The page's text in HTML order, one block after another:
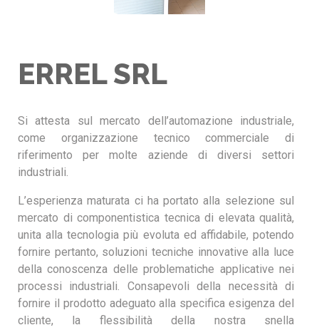
ERREL SRL
Si attesta sul mercato dell’automazione industriale,
come organizzazione tecnico commerciale di
riferimento per molte aziende di diversi settori
industriali.
L’esperienza maturata ci ha portato alla selezione sul
mercato di componentistica tecnica di elevata qualità,
unita alla tecnologia più evoluta ed affidabile, potendo
fornire pertanto, soluzioni tecniche innovative alla luce
della conoscenza delle problematiche applicative nei
processi industriali. Consapevoli della necessità di
fornire il prodotto adeguato alla specifica esigenza del
cliente, la flessibilità della nostra snella